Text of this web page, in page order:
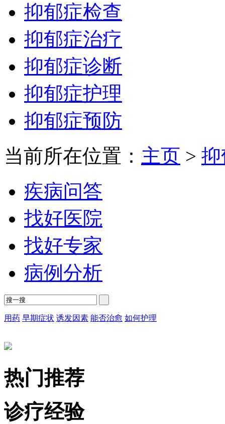
抑郁症检查
抑郁症治疗
抑郁症诊断
抑郁症护理
抑郁症预防
当前所在位置： 主页 >
疾病问答
找好医院
找好专家
病例分析
用药 早期症状 诱发因素 能否治愈 如何护理
热门推荐
诊疗经验